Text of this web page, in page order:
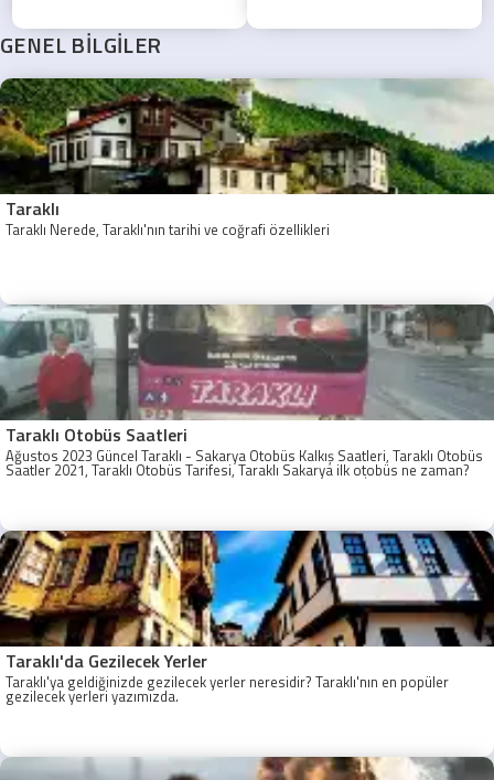
getirdi.
GENEL BİLGİLER
Taraklı
Taraklı Nerede, Taraklı'nın tarihi ve coğrafi özellikleri
Taraklı Otobüs Saatleri
Ağustos 2023 Güncel Taraklı - Sakarya Otobüs Kalkış Saatleri, Taraklı Otobüs
Saatler 2021, Taraklı Otobüs Tarifesi, Taraklı Sakarya ilk otobüs ne zaman?
Taraklı - Sakarya Son Otobüs Ne zaman? Sakarya Taraklı İlk Otobüs Ne
Taraklı'da Gezilecek Yerler
Taraklı'ya geldiğinizde gezilecek yerler neresidir? Taraklı'nın en popüler
gezilecek yerleri yazımızda.